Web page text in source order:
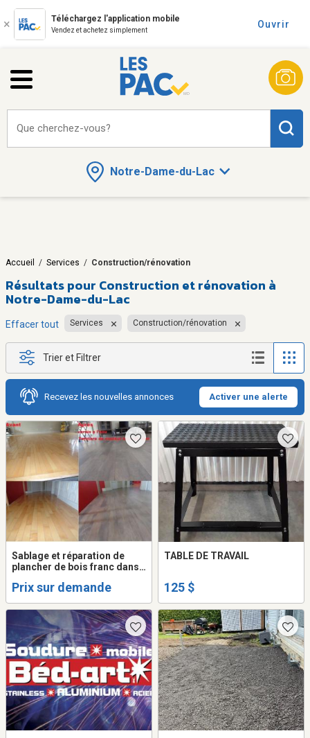
Téléchargez l'application mobile
Vendez et achetez simplement
Ouvrir
Notre-Dame-du-Lac
Que cherchez-vous?
Accueil / Services / Construction/rénovation
Résultats pour Construction et rénovation à
Notre-Dame-du-Lac
Effacer tout Services Construction/rénovation
Trier et Filtrer
Recevez les nouvelles annonces Activer une alerte
Sablage et réparation de
plancher de bois franc dans
rimouski, Ste-anne-des-
Prix sur demande
TABLE DE TRAVAIL
125 $